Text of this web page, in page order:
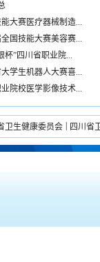
大赛医疗器械制造...
国技能大赛美容赛...
杯”四川省职业院...
学生机器人大赛喜...
院校医学影像技术...
卫生健康委员会 四川省